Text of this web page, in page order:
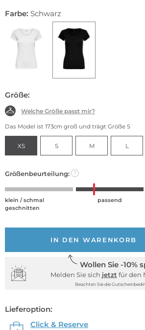
Farbe: Schwarz
Größe:
Welche Größe passt mir?
Das Model ist 173cm groß und trägt Größe S
XS S M L
Größenbeurteilung: ?
klein / schmal
geschnitten
passend
IN DEN WARENKORB
Wollen Sie -10%
Melden Sie sich jetzt für den
Beachten Sie die
Lieferoption:
Click & Reserve